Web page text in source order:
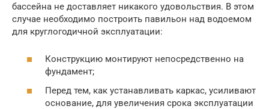
бассейна не доставляет никакого удовольствия. В этом
случае необходимо построить павильон над водоемом
для круглогодичной эксплуатации:
Конструкцию монтируют непосредственно на
фундамент;
Перед тем, как устанавливать каркас, усиливают
основание, для увеличения срока эксплуатации